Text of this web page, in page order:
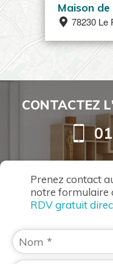
Maison
78230 Le
CONTACTEZ
Prenez contact
notre formulaire
RDV gratuit